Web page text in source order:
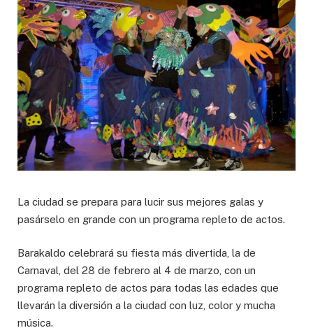
La ciudad se prepara para lucir sus mejores galas y
pasárselo en grande con un programa repleto de actos.
Barakaldo celebrará su fiesta más divertida, la de
Carnaval, del 28 de febrero al 4 de marzo, con un
programa repleto de actos para todas las edades que
llevarán la diversión a la ciudad con luz, color y mucha
música.